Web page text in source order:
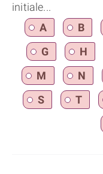
initiale...
A
B
G
H
M
N
S
T